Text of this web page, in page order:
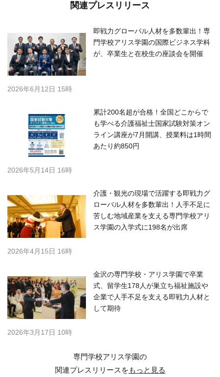
関連プレスリリース
即戦力グローバル人材を多数輩出！専
門学校アリス学園の国際ビジネス学科
が、卒業生と在校生の座談会を開催
2026年6月12日 15時
累計200名超が合格！全国どこからで
も学べる介護福祉士国家試験対策オン
ライン講座が7月開講、授業料は1時間
あたり約850円
2026年5月14日 16時
介護・観光の現場で活躍する即戦力グ
ローバル人材を多数輩出！人手不足に
苦しむ地域産業を支える専門学校アリ
ス学園の入学式に198名が出席
2026年4月15日 16時
金沢の専門学校・アリス学園で卒業
式、留学生178人が巣立ち福祉施設や
企業で人手不足を支える即戦力人材と
して期待
2026年3月17日 10時
専門学校アリス学園の
関連プレスリリースをもっと見る